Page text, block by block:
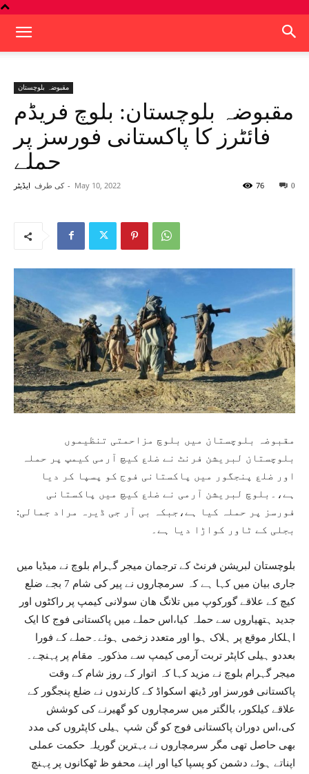
مقبوضہ بلوچستان
مقبوضہ بلوچستان: بلوچ فریڈم
فائٹرز کا پاکستانی فورسز پر
حملے
کی طرف ایڈیٹر - May 10, 2022 0
76
مقبوضہ بلوچستان میں بلوچ مزاحمتی تنظیموں
بلوچستان لبریشن فرنٹ نے ضلع کیچ آرمی کیمپ پر حملہ
اور ضلع پنجگور میں پاکستانی فوج کو پسپا کر دیا
ہے،۔بلوچ لبریشن آرمی نے ضلع کیچ میں پاکستانی
فورسز پر حملہ کیا ہے،جبکہ بی آر جی ڈیرہ مراد جمالی:
بجلی کے ٹاور کواڑا دیا ہے۔
بلوچستان لبریشن فرنٹ کے ترجمان میجر گہرام بلوچ نے میڈیا میں
جاری بیان میں کہا ہے کہ سرمچاروں نے پیر کی شام 7 بجے ضلع
کیچ کے علاقے گورکوپ میں تلانگ ھان سولانی کیمپ پر راکٹوں اور
جدید ہتھیاروں سے حملہ کیا،اس حملے میں پاکستانی فوج کا ایک
اہلکار موقع پر ہلاک ہوا اور متعدد زخمی ہوئے۔حملے کے فورا
بعددو ہیلی کاپٹر تربت آرمی کیمپ سے مذکورہ مقام پر پہنچے۔
میجر گہرام بلوچ نے مزید کہا کہ اتوار کے روز شام کے وقت
پاکستانی فورسز اور ڈیتھ اسکواڈ کے کارندوں نے ضلع پنجگور کے
علاقے کیلکور، بالگتر میں سرمچاروں کو گھیرنے کی کوشش
کی،اس دوران پاکستانی فوج کو گن شپ ہیلی کاپٹروں کی مدد
بھی حاصل تھی مگر سرمچاروں نے بہترین گوریلہ حکمت عملی
اپناتے ہوئے دشمن کو پسپا کیا اور اپنے محفو ظ ٹھکانوں پر پہنچ